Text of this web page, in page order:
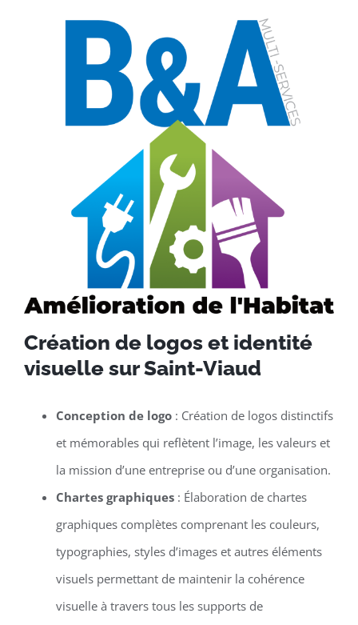
Création de logos et identité
visuelle sur Saint-Viaud
Conception de logo: Création de logos distinctifs
et mémorables qui reflètent l’image, les valeurs et
la mission d’une entreprise ou d’une organisation.
Chartes graphiques: Élaboration de chartes
graphiques complètes comprenant les couleurs,
typographies, styles d’images et autres éléments
visuels permettant de maintenir la cohérence
visuelle à travers tous les supports de